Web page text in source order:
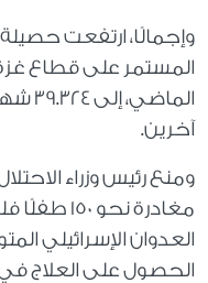
وإجمالًا، ارتفعت
المستمر على قطاع
آخرين.
ومنع رئيس وزراء
مغادرة
العدوان الإسرائيلي
الحصول على العلاج